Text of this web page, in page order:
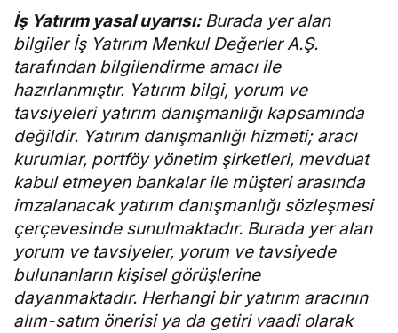
İş Yatırım yasal uyarısı:Burada yer alan
bilgiler İş Yatırım Menkul Değerler A.Ş.
tarafından bilgilendirme amacı ile
hazırlanmıştır. Yatırım bilgi, yorum ve
tavsiyeleri yatırım danışmanlığı kapsamında
değildir. Yatırım danışmanlığı hizmeti; aracı
kurumlar, portföy yönetim şirketleri, mevduat
kabul etmeyen bankalar ile müşteri arasında
imzalanacak yatırım danışmanlığı sözleşmesi
çerçevesinde sunulmaktadır. Burada yer alan
yorum ve tavsiyeler, yorum ve tavsiyede
bulunanların kişisel görüşlerine
dayanmaktadır. Herhangi bir yatırım aracının
alım-satım önerisi ya da getiri vaadi olarak